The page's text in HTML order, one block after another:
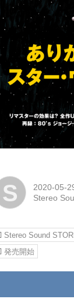
S
2020-05-
Stereo
Stereo Sound
発売開始